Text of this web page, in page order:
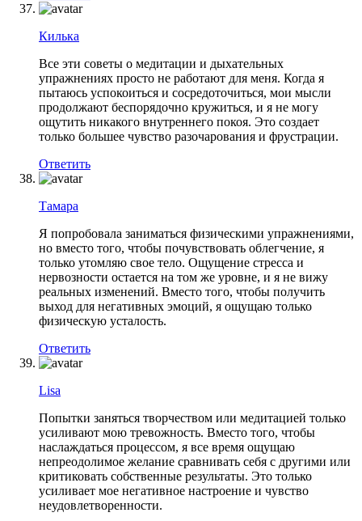
Килька
Все эти советы о медитации и дыхательных
упражнениях просто не работают для меня. Когда я
пытаюсь успокоиться и сосредоточиться, мои мысли
продолжают беспорядочно кружиться, и я не могу
ощутить никакого внутреннего покоя. Это создает
только большее чувство разочарования и фрустрации.
Ответить
Тамара
Я попробовала заниматься физическими упражнениями,
но вместо того, чтобы почувствовать облегчение, я
только утомляю свое тело. Ощущение стресса и
нервозности остается на том же уровне, и я не вижу
реальных изменений. Вместо того, чтобы получить
выход для негативных эмоций, я ощущаю только
физическую усталость.
Ответить
Lisa
Попытки заняться творчеством или медитацией только
усиливают мою тревожность. Вместо того, чтобы
наслаждаться процессом, я все время ощущаю
непреодолимое желание сравнивать себя с другими или
критиковать собственные результаты. Это только
усиливает мое негативное настроение и чувство
неудовлетворенности.